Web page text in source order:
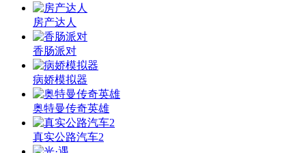
房产达人
香肠派对
病娇模拟器
奥特曼传奇英雄
真实公路汽车2